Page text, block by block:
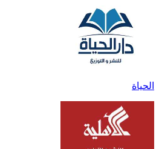
الحياة